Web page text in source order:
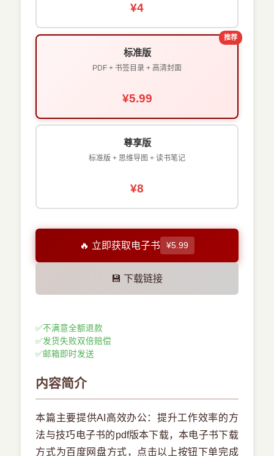
¥4
推荐
标准版
PDF + 书签目录 + 高清封面
¥5.99
尊享版
标准版 + 思维导图 + 读书笔记
¥8
🔥 立即获取电子书 ¥5.99
💾 下载链接
✅不满意全额退款
✅发货失败双倍赔偿
✅邮箱即时发送
内容简介
本篇主要提供AI高效办公：提升工作效率的方
法与技巧电子书的pdf版本下载，本电子书下载
方式为百度网盘方式，点击以上按钮下单完成